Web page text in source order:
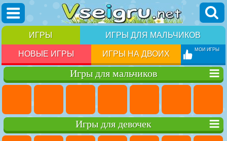
ИГРЫ ИГРЫ ДЛЯ МАЛЬЧИКОВ
НОВЫЕ ИГРЫ ИГРЫ НА ДВОИХ МОИ ИГРЫ
Игры для мальчиков
Игры для девочек